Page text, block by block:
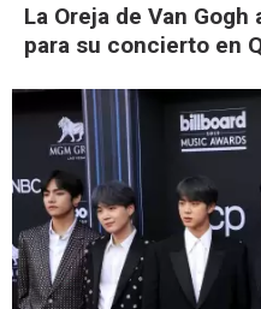
La Oreja de Van
para su concierto en